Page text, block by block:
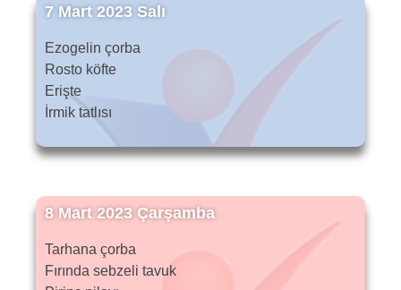
7 Mart 2023 Salı
Ezogelin çorba
Rosto köfte
Erişte
İrmik tatlısı
8 Mart 2023 Çarşamba
Tarhana çorba
Fırında sebzeli tavuk